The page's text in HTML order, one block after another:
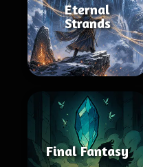
Eternal
Strands
Final Fantasy